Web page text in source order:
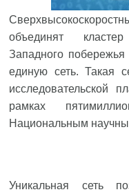
объединят
Западного
единую сеть. Такая
исследовательской
рамках
Национальным
Уникальная сеть